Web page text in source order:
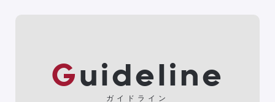
Guideline
ガイドライン